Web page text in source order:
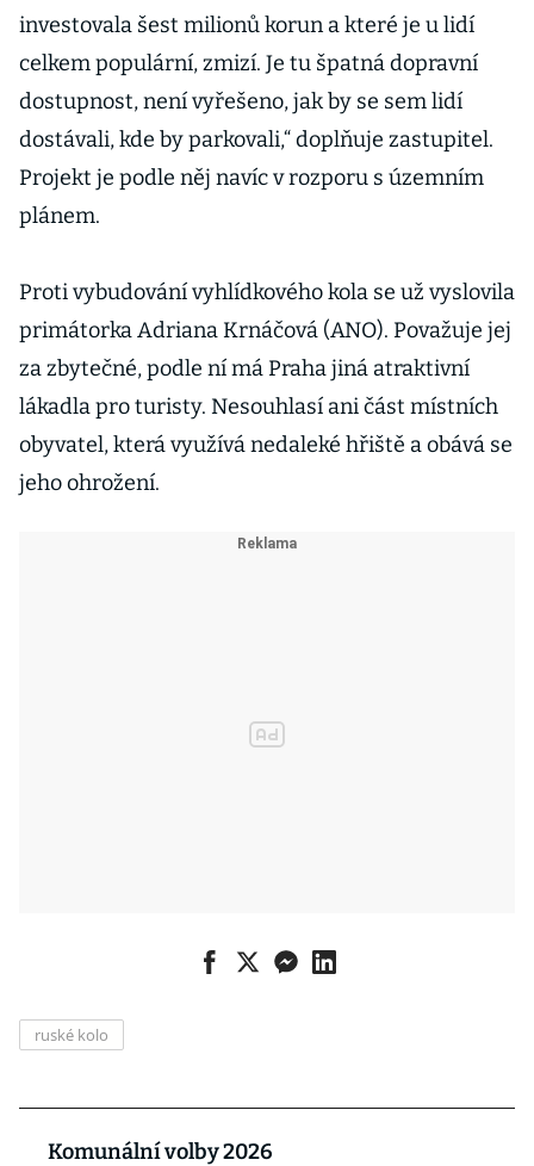
investovala šest milionů korun a které je u lidí
celkem populární, zmizí. Je tu špatná dopravní
dostupnost, není vyřešeno, jak by se sem lidí
dostávali, kde by parkovali,“ doplňuje zastupitel.
Projekt je podle něj navíc v rozporu s územním
plánem.
Proti vybudování vyhlídkového kola se už vyslovila
primátorka Adriana Krnáčová (ANO). Považuje jej
za zbytečné, podle ní má Praha jiná atraktivní
lákadla pro turisty. Nesouhlasí ani část místních
obyvatel, která využívá nedaleké hřiště a obává se
jeho ohrožení.
ruské kolo
Komunální volby 2026